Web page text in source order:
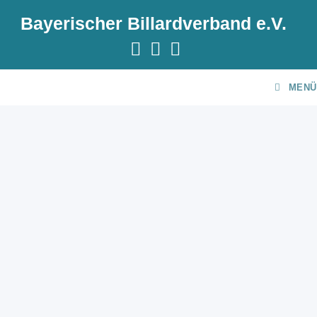
Bayerischer Billardverband e.V.
MENÜ